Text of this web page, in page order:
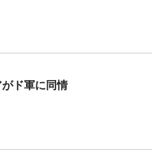
ド軍に同情